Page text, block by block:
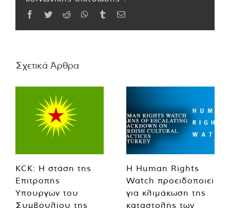
Facebook
TwitterReddit WhatsApp
TumblrEmail
Σχετικά Άρθρα
KCK: Η στάση της
Επιτροπής
Υπουργών του
Συμβουλίου της
Η Human Rights
Watch προειδοποιεί
για κλιμάκωση της
καταστολής των